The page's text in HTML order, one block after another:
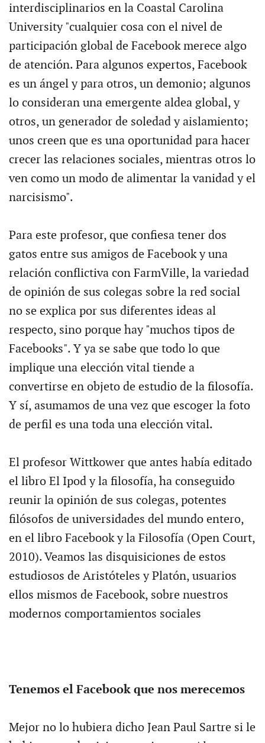
interdisciplinarios en la Coastal Carolina
University "cualquier cosa con el nivel de
participación global de Facebook merece algo
de atención. Para algunos expertos, Facebook
es un ángel y para otros, un demonio; algunos
lo consideran una emergente aldea global, y
otros, un generador de soledad y aislamiento;
unos creen que es una oportunidad para hacer
crecer las relaciones sociales, mientras otros lo
ven como un modo de alimentar la vanidad y el
narcisismo".
Para este profesor, que confiesa tener dos
gatos entre sus amigos de Facebook y una
relación conflictiva con FarmVille, la variedad
de opinión de sus colegas sobre la red social
no se explica por sus diferentes ideas al
respecto, sino porque hay "muchos tipos de
Facebooks". Y ya se sabe que todo lo que
implique una elección vital tiende a
convertirse en objeto de estudio de la filosofía.
Y sí, asumamos de una vez que escoger la foto
de perfil es una toda una elección vital.
El profesor Wittkower que antes había editado
el libro El Ipod y la filosofía, ha conseguido
reunir la opinión de sus colegas, potentes
filósofos de universidades del mundo entero,
en el libro Facebook y la Filosofía (Open Court,
2010). Veamos las disquisiciones de estos
estudiosos de Aristóteles y Platón, usuarios
ellos mismos de Facebook, sobre nuestros
modernos comportamientos sociales
Tenemos el Facebook que nos merecemos
Mejor no lo hubiera dicho Jean Paul Sartre si le